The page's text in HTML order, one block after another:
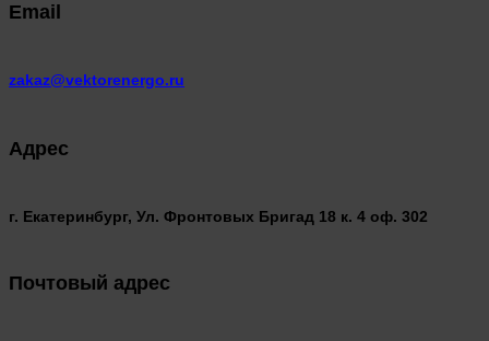
Email
zakaz@vektorenergo.ru
Адрес
г. Екатеринбург, Ул. Фронтовых Бригад 18 к. 4 оф. 302
Почтовый адрес